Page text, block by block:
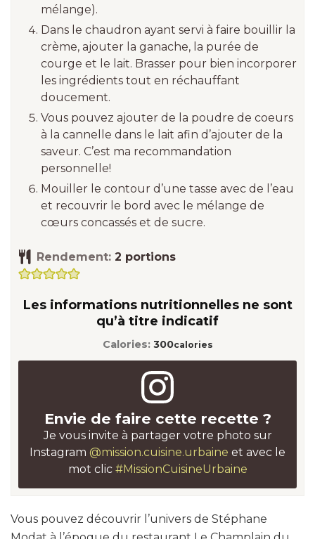
mélange).
Dans le chaudron ayant servi à faire bouillir la
crème, ajouter la ganache, la purée de
courge et le lait. Brasser pour bien incorporer
les ingrédients tout en réchauffant
doucement.
Vous pouvez ajouter de la poudre de coeurs
à la cannelle dans le lait afin d’ajouter de la
saveur. C’est ma recommandation
personnelle!
Mouiller le contour d’une tasse avec de l’eau
et recouvrir le bord avec le mélange de
cœurs concassés et de sucre.
Rendement: 2 portions
Les informations nutritionnelles ne sont
qu’à titre indicatif
Calories: 300calories
Envie de faire cette recette ?
Je vous invite à partager votre photo sur
Instagram @mission.cuisine.urbaine et avec le
mot clic #MissionCuisineUrbaine
Vous pouvez découvrir l’univers de Stéphane